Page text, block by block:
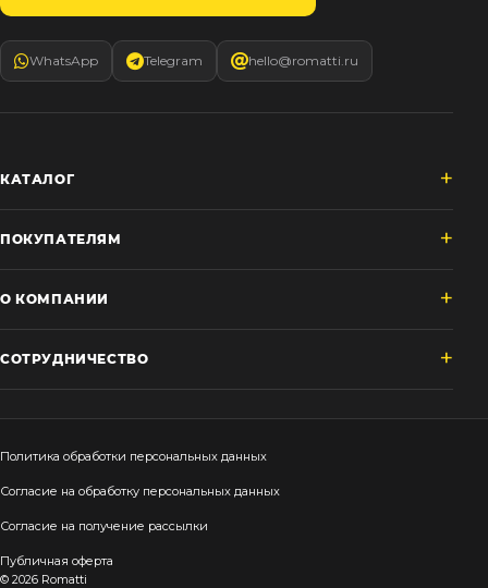
WhatsApp Telegram hello@romatti.ru
КАТАЛОГ
ПОКУПАТЕЛЯМ
О КОМПАНИИ
СОТРУДНИЧЕСТВО
Политика обработки персональных данных
Согласие на обработку персональных данных
Согласие на получение рассылки
Публичная оферта
© 2026 Romatti